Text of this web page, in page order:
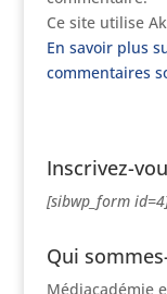
Ce site utilise
En savoir plus
commentaires
Inscrivez-
[sibwp_form
Qui
Médiacadémie